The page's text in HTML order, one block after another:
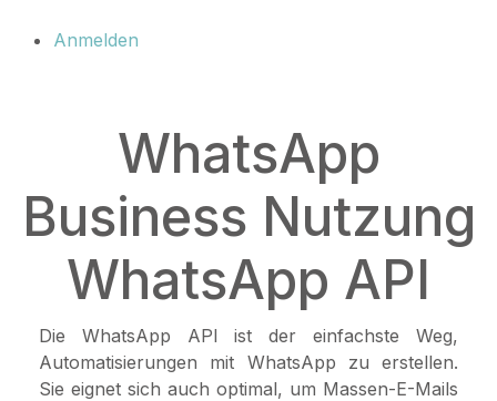
Anmelden
WhatsApp
Business Nutzung
WhatsApp API
Die WhatsApp API ist der einfachste Weg,
Automatisierungen mit WhatsApp zu erstellen.
Sie eignet sich auch optimal, um Massen-E-Mails